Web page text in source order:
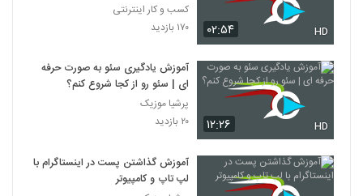
۰۲:۵۴ HD
کسب و کار اینترنتی
۱۷۰ بازدید
۱۲:۲۶ HD
آموزش یادگیری سئو به صورت حرفه
ای | سئو رو از کجا شروع کنم؟
پرشیا موزیک
۲۰ بازدید
آموزش گذاشتن پست در اینستاگرام با
لپ تاپ و کامپیوتر